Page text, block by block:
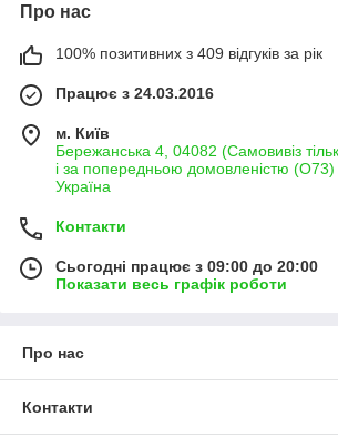
Про нас
100% позитивних з 409 відгуків за рік
Працює з 24.03.2016
м. Київ
Бережанська 4, 04082 (Самовивіз
і за попередньою домовленістю
Україна
Контакти
Сьогодні працює з 09:00 до 20:00
Показати весь графік роботи
Про нас
Контакти